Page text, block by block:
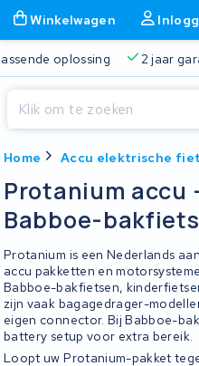
Winkelwagen
oplossing 2 jaar
Home Accu elektrische
Protanium accu
Babboe-
Protanium is een Nederlands
accu pakketten en
Babboe-bakfietsen,
zijn vaak bagagedrager-
eigen connector. Bij Babboe-
battery setup voor extra bereik.
Loopt uw Protanium-pakket
Je
Gratis verzending
Begin te typen in de